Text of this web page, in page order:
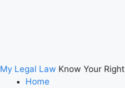
My Legal Law Know Your Right
Home